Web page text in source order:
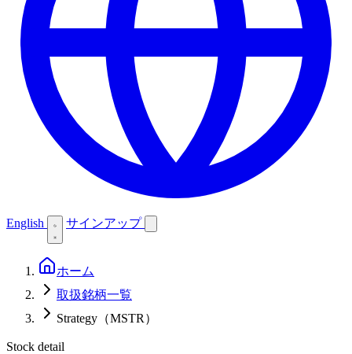
English サインアップ
ホーム
取扱銘柄一覧
Strategy（MSTR）
Stock detail